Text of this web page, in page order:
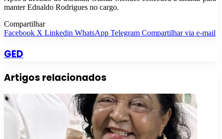
manter Ednaldo Rodrigues no cargo.
Compartilhar
Facebook X Linkedin WhatsApp Telegram Compartilhar via e-mail
GED
Artigos relacionados